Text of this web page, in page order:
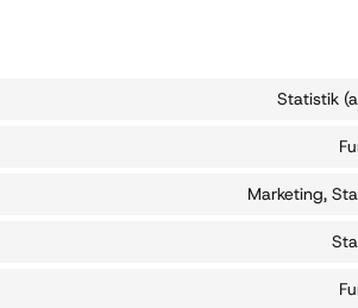
Statistik
Marketing,